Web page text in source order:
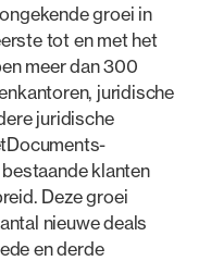
groei in
tot en met het
meer dan 300
juridische
juridische
klanten
Deze groei
nieuwe deals
en derde